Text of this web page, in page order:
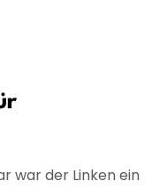
war der Linken ein